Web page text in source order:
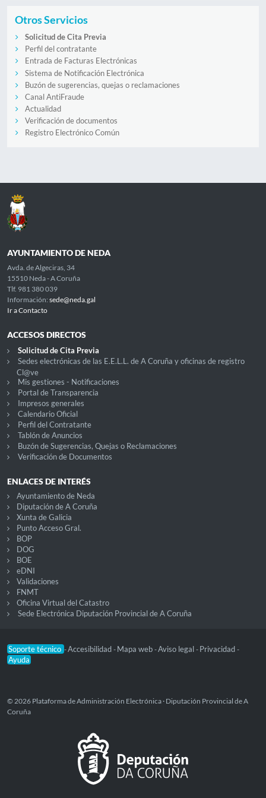
Otros Servicios
Solicitud de Cita Previa
Perfil del contratante
Entrada de Facturas Electrónicas
Sistema de Notificación Electrónica
Buzón de sugerencias, quejas o reclamaciones
Canal AntiFraude
Actualidad
Verificación de documentos
Registro Electrónico Común
AYUNTAMIENTO DE NEDA
Avda. de Algeciras, 34
15510 Neda - A Coruña
Tlf. 981 380 039
Información: sede@neda.gal
Ir a Contacto
ACCESOS DIRECTOS
Solicitud de Cita Previa
Sedes electrónicas de las E.E.L.L. de A Coruña y oficinas de registro
Cl@ve
Mis gestiones - Notificaciones
Portal de Transparencia
Impresos generales
Calendario Oficial
Perfil del Contratante
Tablón de Anuncios
Buzón de Sugerencias, Quejas o Reclamaciones
Verificación de Documentos
ENLACES DE INTERÉS
Ayuntamiento de Neda
Diputación de A Coruña
Xunta de Galicia
Punto Acceso Gral.
BOP
DOG
BOE
eDNI
Validaciones
FNMT
Oficina Virtual del Catastro
Sede Electrónica Diputación Provincial de A Coruña
Soporte técnico -Accesibilidad - Mapa web -Aviso legal - Privacidad -
Ayuda
© 2026 Plataforma de Administración Electrónica · Diputación Provincial de A
Coruña